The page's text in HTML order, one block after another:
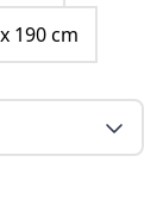
190 cm